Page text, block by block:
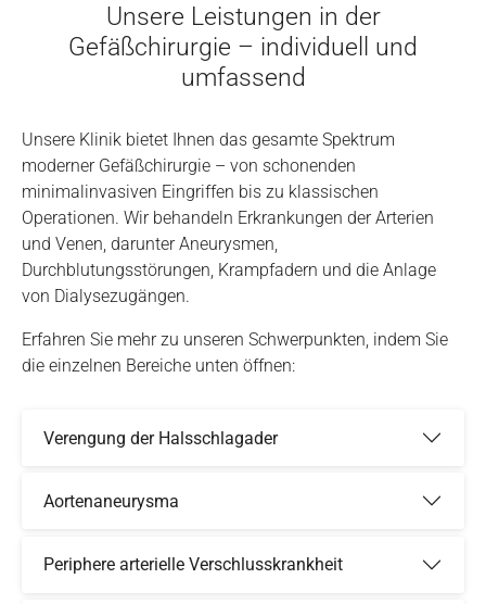
Unsere Leistungen in der
Gefäßchirurgie – individuell und
umfassend
Unsere Klinik bietet Ihnen das gesamte Spektrum
moderner Gefäßchirurgie – von schonenden
minimalinvasiven Eingriffen bis zu klassischen
Operationen. Wir behandeln Erkrankungen der Arterien
und Venen, darunter Aneurysmen,
Durchblutungsstörungen, Krampfadern und die Anlage
von Dialysezugängen.
Erfahren Sie mehr zu unseren Schwerpunkten, indem Sie
die einzelnen Bereiche unten öffnen:
Verengung der Halsschlagader
Aortenaneurysma
Periphere arterielle Verschlusskrankheit